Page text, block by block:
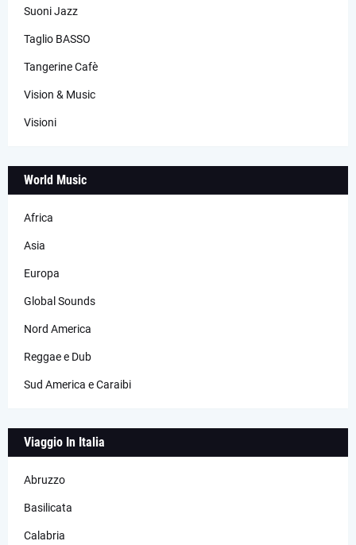
Suoni Jazz
Taglio BASSO
Tangerine Cafè
Vision & Music
Visioni
World Music
Africa
Asia
Europa
Global Sounds
Nord America
Reggae e Dub
Sud America e Caraibi
Viaggio In Italia
Abruzzo
Basilicata
Calabria